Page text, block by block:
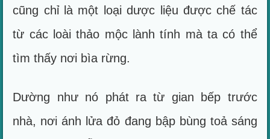
cũng chỉ là một loại dược liệu được chế tác
từ các loài thảo mộc lành tính mà ta có thể
tìm thấy nơi bìa rừng.
Dường như nó phát ra từ gian bếp trước
nhà, nơi ánh lửa đỏ đang bập bùng toả sáng